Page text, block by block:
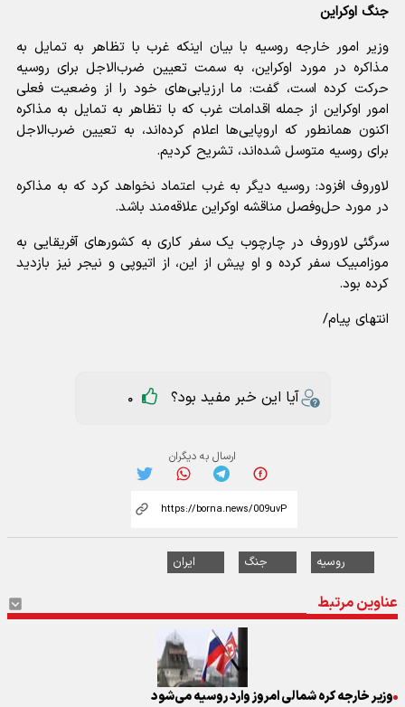
جنگ اوکراین
وزیر امور خارجه روسیه با بیان اینکه غرب با تظاهر به تمایل به
مذاکره در مورد اوکراین، به سمت تعیین ضرب‌الاجل برای روسیه
حرکت کرده است، گفت: ما ارزیابی‌های خود را از وضعیت فعلی
امور اوکراین از جمله اقدامات غرب که با تظاهر به تمایل به مذاکره
اکنون همانطور که اروپایی‌ها اعلام کرده‌اند، به تعیین ضرب‌الاجل
برای روسیه متوسل شده‌اند، تشریح کردیم.
لاوروف افزود: روسیه دیگر به غرب اعتماد نخواهد کرد که به مذاکره
در مورد حل‌وفصل مناقشه اوکراین علاقه‌مند باشد.
سرگئی لاوروف در چارچوب یک سفر کاری به کشور‌های آفریقایی به
موزامبیک سفر کرده و او پیش از این، از اتیوپی و نیجر نیز بازدید
کرده بود.
انتهای پیام/
آیا این خبر مفید بود؟ 0
ارسال به دیگران
روسیه جنگ ایران
عناوین مرتبط
وزیر خارجه کره شمالی امروز وارد روسیه می‌شود